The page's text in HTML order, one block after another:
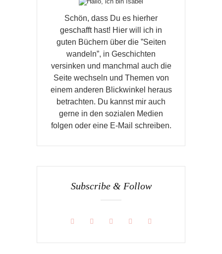
Schön, dass Du es hierher
geschafft hast! Hier will ich in
guten Büchern über die ”Seiten
wandeln”, in Geschichten
versinken und manchmal auch die
Seite wechseln und Themen von
einem anderen Blickwinkel heraus
betrachten. Du kannst mir auch
gerne in den sozialen Medien
folgen oder eine E-Mail schreiben.
Subscribe & Follow